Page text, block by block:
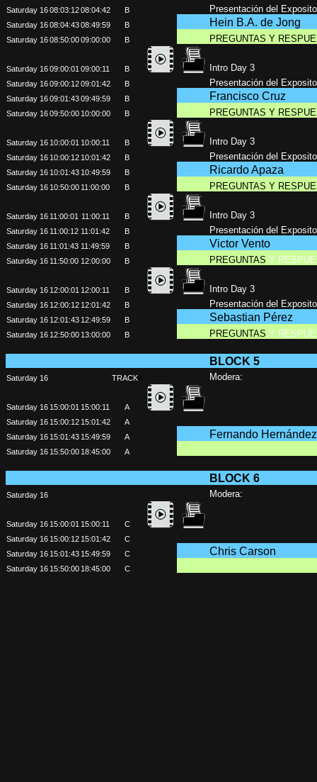
Saturday 1608:03:1208:04:42 B Presentación del
Saturday 1608:04:4308:49:59 B Hein B.A. de Jong
Saturday 1608:50:0009:00:00 B PREGUNTAS Y
Saturday 1609:00:01 09:00:11 B Intro Day 3
Saturday 1609:00:1209:01:42 B Presentación del
Saturday 1609:01:4309:49:59 B Francisco Cruz
Saturday 1609:50:00 10:00:00 B PREGUNTAS Y
Saturday 16 10:00:01 10:00:11 B Intro Day 3
Saturday 16 10:00:12 10:01:42 B Presentación del
Saturday 16 10:01:43 10:49:59 B Ricardo Apaza
Saturday 16 10:50:00 11:00:00 B PREGUNTAS Y
Saturday 16 11:00:01 11:00:11 B Intro Day 3
Saturday 16 11:00:12 11:01:42 B Presentación del
Saturday 16 11:01:43 11:49:59 B Victor Vento
Saturday 16 11:50:00 12:00:00 B PREGUNTAS Y
Saturday 16 12:00:01 12:00:11 B Intro Day 3
Saturday 16 12:00:12 12:01:42 B Presentación del
Saturday 16 12:01:43 12:49:59 B Sebastian Pérez
Saturday 16 12:50:00 13:00:00 B PREGUNTAS Y
BLOCK 5
Saturday 16 TRACK Modera:
Saturday 16 15:00:01 15:00:11
A
Saturday 16 15:00:12 15:01:42
A
Saturday 16 15:01:43 15:49:59 A Fernando Hernández
Saturday 16 15:50:00 18:45:00 A
BLOCK 6
Saturday 16 Modera:
Saturday 16 15:00:01 15:00:11
C
Saturday 16 15:00:12 15:01:42
C
Saturday 16 15:01:43 15:49:59 C Chris Carson
Saturday 16 15:50:00 18:45:00 C